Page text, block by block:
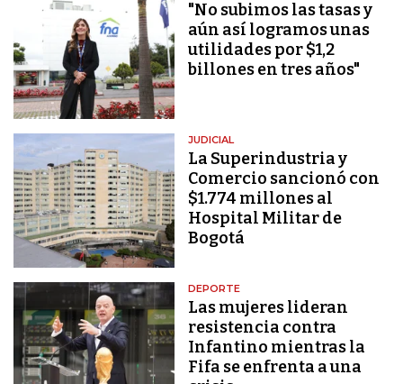
"No subimos las tasas y
aún así logramos unas
utilidades por $1,2
billones en tres años"
JUDICIAL
La Superindustria y
Comercio sancionó con
$1.774 millones al
Hospital Militar de
Bogotá
DEPORTE
Las mujeres lideran
resistencia contra
Infantino mientras la
Fifa se enfrenta a una